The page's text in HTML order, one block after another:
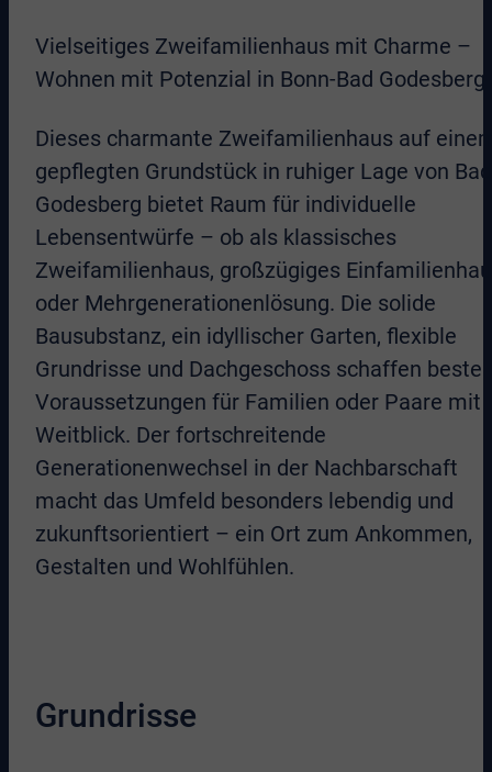
Vielseitiges Zweifamilienhaus mit Charme –
Wohnen mit Potenzial in Bonn-Bad Godesberg
Dieses charmante Zweifamilienhaus auf
gepflegten Grundstück in ruhiger Lage von Bad
Godesberg bietet Raum für individuelle
Lebensentwürfe – ob als klassisches
Zweifamilienhaus, großzügiges
oder Mehrgenerationenlösung. Die solide
Bausubstanz, ein idyllischer Garten, flexible
Grundrisse und Dachgeschoss schaffen beste
Voraussetzungen für Familien oder Paare mit
Weitblick. Der fortschreitende
Generationenwechsel in der Nachbarschaft
macht das Umfeld besonders lebendig und
zukunftsorientiert – ein Ort zum Ankommen,
Gestalten und Wohlfühlen.
Grundrisse